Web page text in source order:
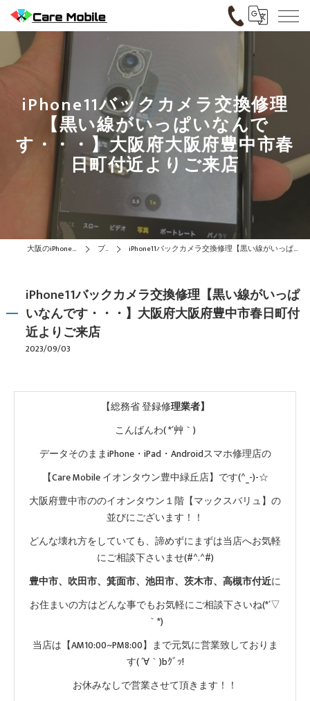
iPhone11バックカメラ交換修理
【黒い線がいっぱいなんで
す・・・】大阪府大阪府豊中市春
日町付近よりご来店
大阪のiPhone修理はCare Mobile ブログ iPhone11バックカメラ交換修理【黒い線がいっぱいなんです・・・】大阪府大阪府豊中市春日町付近よりご来店
iPhone11バックカメラ交換修理【黒い線がいっぱ
いなんです・・・】大阪府大阪府豊中市春日町付
近よりご来店
2023/09/03
【総務省 登録修理業者】
こんばんわ( *´艸｀)
データそのままiPhone・iPad・Androidスマホ修理店の
【Care Mobile イオンタウン豊中緑丘店】です(^_-)-☆
大阪府豊中市ののイオンタウン１階【マックスバリュ】の
並びにございます！！
どんな壊れ方をしていても、諦めずにまずは当店へお気軽
にご相談下さいませ(#^.^#)
豊中市、吹田市、箕面市、池田市、茨木市、高槻市付近に
お住まいの方はどんな事でもお気軽にご相談下さいね(*´▽
｀*)
当店は【AM10:00~PM8:00】まで元気に営業致しておりま
す( ´∀｀)bｸﾞｯ!
お休みなしで営業させて頂きます！！